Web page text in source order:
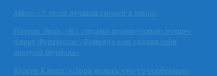
Мане: «У меня лучший тренер в мире»
Патрис Эвра: «Я с годами играю только лучше»
Алекс Фергюсон: «Роналду сам сделал себя
звездой футбола»
Юрген Клопп: «Пора делать что-то особенное»